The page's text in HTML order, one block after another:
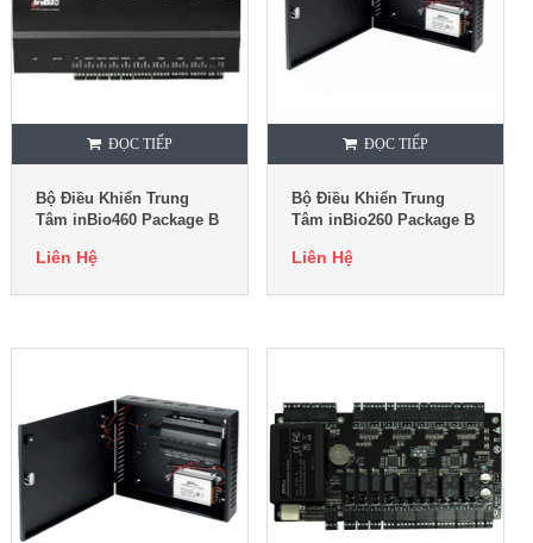
ĐỌC TIẾP
Bộ Điều Khiển Trung
Tâm inBio460 Package B
Liên Hệ
ĐỌC TIẾP
Bộ Điều Khiển Trung
Tâm inBio260 Package B
Liên Hệ